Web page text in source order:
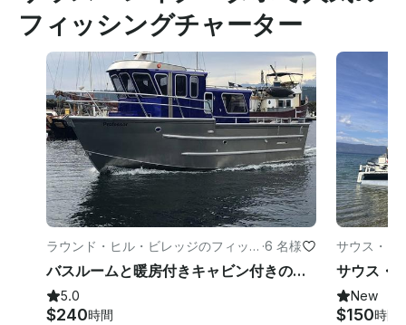
フィッシングチャーター
ラウンド・ヒル・ビレッジのフィッシ
ング
·6 名様
バスルームと暖房付きキャビン付きのカスタムメイドスポーツフィッシングヨット
5.0
$240時間
サウス・レ
ト
New
$150時間